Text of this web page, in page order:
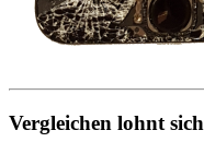
Vergleichen lohnt sich